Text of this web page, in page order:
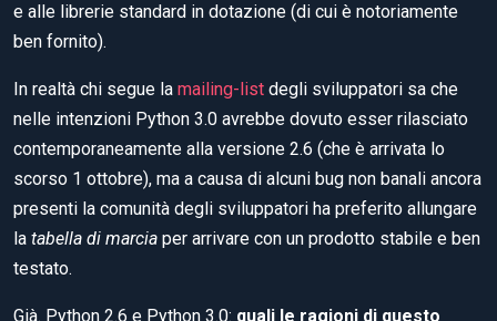
e alle librerie standard in dotazione (di cui è notoriamente
ben fornito).
In realtà chi segue la mailing-list degli sviluppatori sa che
nelle intenzioni Python 3.0 avrebbe dovuto esser rilasciato
contemporaneamente alla versione 2.6 (che è arrivata lo
scorso 1 ottobre), ma a causa di alcuni bug non banali ancora
presenti la comunità degli sviluppatori ha preferito allungare
la tabella di marcia per arrivare con un prodotto stabile e ben
testato.
Già. Python 2.6 e Python 3.0: quali le ragioni di questo